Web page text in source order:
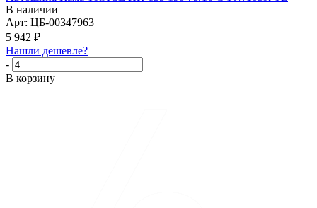
В наличии
Арт: ЦБ-00347963
5 942 ₽
Нашли дешевле?
-
+
В корзину